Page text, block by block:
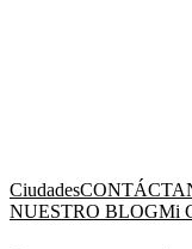
Ciudades
NUESTRO BLOGMi